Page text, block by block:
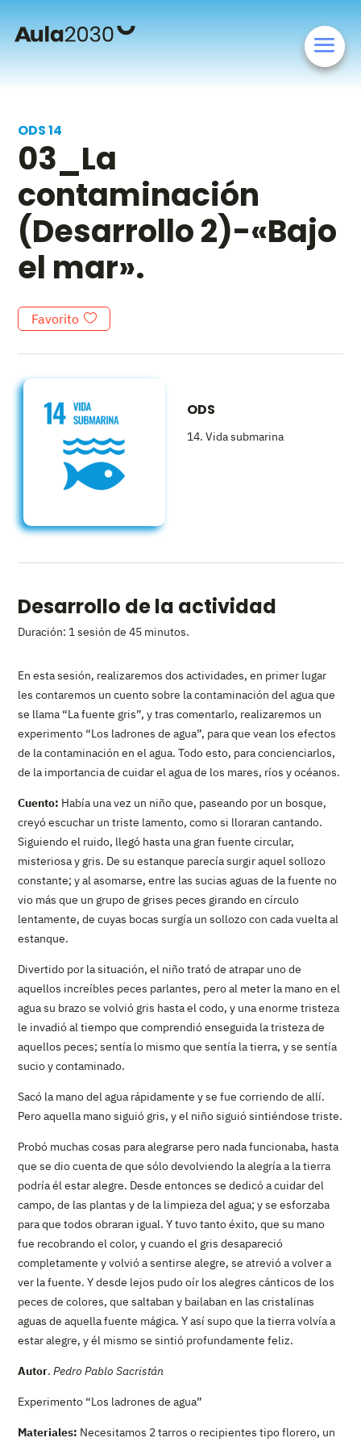
ODS 14
03_La
contaminación
(Desarrollo 2)-«Bajo
el mar».
Favorito
ODS
14. Vida submarina
Desarrollo de la actividad
Duración: 1 sesión de 45 minutos.
En esta sesión, realizaremos dos actividades, en primer lugar
les contaremos un cuento sobre la contaminación del agua que
se llama “La fuente gris”, y tras comentarlo, realizaremos un
experimento “Los ladrones de agua”, para que vean los efectos
de la contaminación en el agua. Todo esto, para concienciarlos,
de la importancia de cuidar el agua de los mares, ríos y océanos.
Cuento: Había una vez un niño que, paseando por un bosque,
creyó escuchar un triste lamento, como si lloraran cantando.
Siguiendo el ruido, llegó hasta una gran fuente circular,
misteriosa y gris. De su estanque parecía surgir aquel sollozo
constante; y al asomarse, entre las sucias aguas de la fuente no
vio más que un grupo de grises peces girando en círculo
lentamente, de cuyas bocas surgía un sollozo con cada vuelta al
estanque.
Divertido por la situación, el niño trató de atrapar uno de
aquellos increíbles peces parlantes, pero al meter la mano en el
agua su brazo se volvió gris hasta el codo, y una enorme tristeza
le invadió al tiempo que comprendió enseguida la tristeza de
aquellos peces; sentía lo mismo que sentía la tierra, y se sentía
sucio y contaminado.
Sacó la mano del agua rápidamente y se fue corriendo de allí.
Pero aquella mano siguió gris, y el niño siguió sintiéndose triste.
Probó muchas cosas para alegrarse pero nada funcionaba, hasta
que se dio cuenta de que sólo devolviendo la alegría a la tierra
podría él estar alegre. Desde entonces se dedicó a cuidar del
campo, de las plantas y de la limpieza del agua; y se esforzaba
para que todos obraran igual. Y tuvo tanto éxito, que su mano
fue recobrando el color, y cuando el gris desapareció
completamente y volvió a sentirse alegre, se atrevió a volver a
ver la fuente. Y desde lejos pudo oír los alegres cánticos de los
peces de colores, que saltaban y bailaban en las cristalinas
aguas de aquella fuente mágica. Y así supo que la tierra volvía a
estar alegre, y él mismo se sintió profundamente feliz.
Autor. Pedro Pablo Sacristán
Experimento “Los ladrones de agua”
Materiales: Necesitamos 2 tarros o recipientes tipo florero, un